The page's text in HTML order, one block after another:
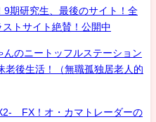
期研究生、最後のサイト！全
トサイト絶賛！公開中
のニートッフルステーション
老後生活！（無職孤独居老人的
FX！オ・カマトレーダーの